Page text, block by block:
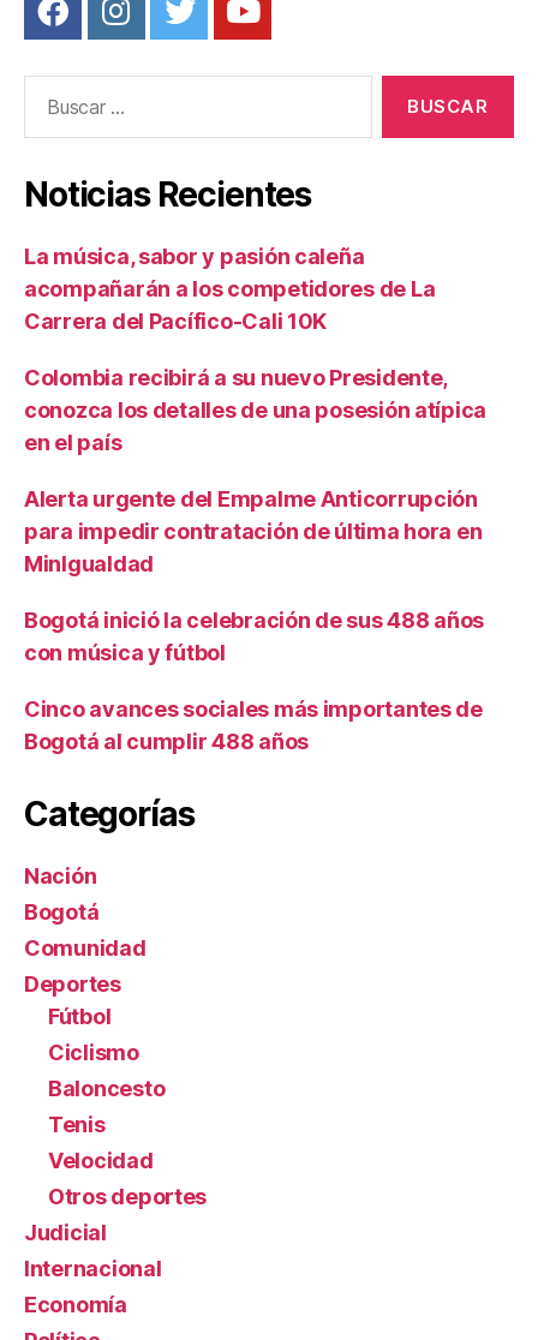
Noticias Recientes
La música, sabor y pasión caleña
acompañarán a los competidores de La
Carrera del Pacífico-Cali 10K
Colombia recibirá a su nuevo Presidente,
conozca los detalles de una posesión atípica
en el país
Alerta urgente del Empalme Anticorrupción
para impedir contratación de última hora en
MinIgualdad
Bogotá inició la celebración de sus 488 años
con música y fútbol
Cinco avances sociales más importantes de
Bogotá al cumplir 488 años
Categorías
Nación
Bogotá
Comunidad
Deportes
Fútbol
Ciclismo
Baloncesto
Tenis
Velocidad
Otros deportes
Judicial
Internacional
Economía